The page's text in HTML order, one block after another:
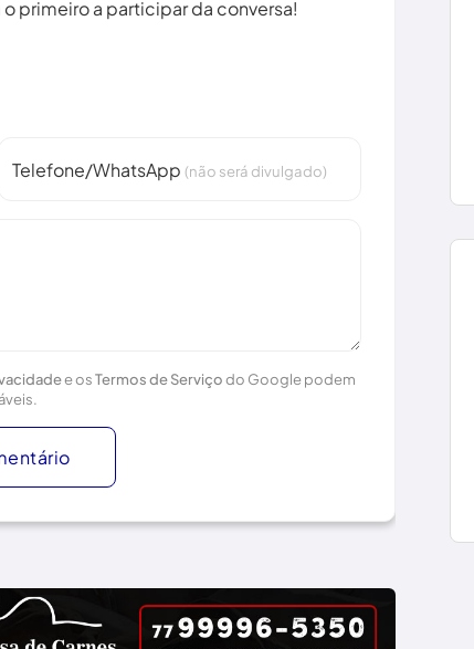
primeiro a participar da conversa!
Telefone/WhatsApp (não será divulgado)
e osTermos de Serviçodo Google podem